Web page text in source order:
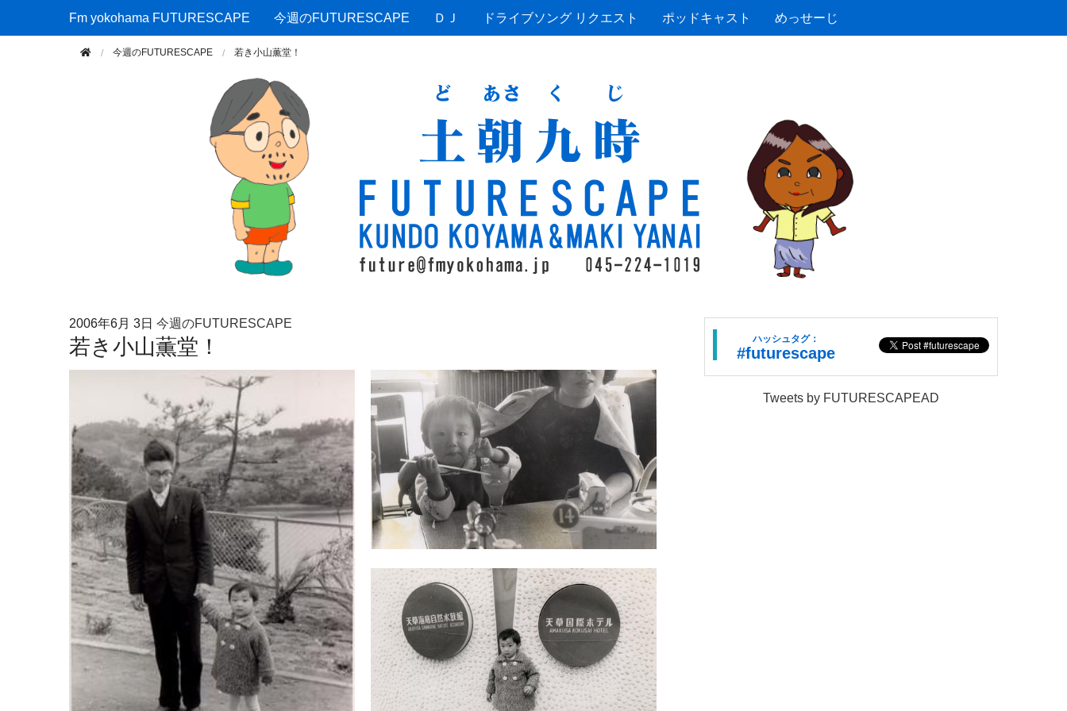
Fm yokohama FUTURESCAPE
Fm yokohama FUTURESCAPE 今週のFUTURESCAPE ＤＪ ドライブソング リクエスト ポッドキャスト めっせーじ
今週のFUTURESCAPE 若き小山薫堂！
2006年6月 3日 今週のFUTURESCAPE
若き小山薫堂！ ハッシュタグ：
#futurescape
Tweets by FUTURESCAPEAD